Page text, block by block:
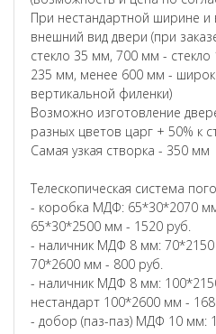
При нестандартной ширине
внешний вид двери (при
стекло 35 мм, 700 мм -
235 мм, менее 600 мм -
вертикальной филенки)
Возможно изготовление
разных цветов царг + 50% к
Самая узкая створка - 350 мм
Телескопическая система
- коробка МДФ: 65*30*2070
65*30*2500 мм - 1520 руб.
- наличник МДФ 8 мм:
70*2600 мм - 800 руб.
- наличник МДФ 8 мм:
нестандарт 100*2600 мм -
- добор (паз-паз) МДФ 10 мм: